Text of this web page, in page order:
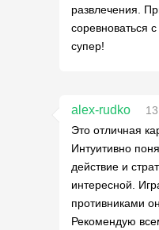
развлечения.
соревноваться
супер!
alex-rudko
Это отличная
Интуитивно
действие и
интересной.
противниками
Рекомендую